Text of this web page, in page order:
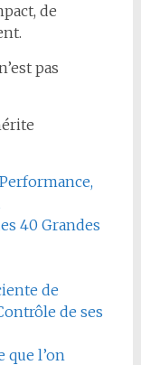
de
pas
40 Grandes
de
de ses
que l’on